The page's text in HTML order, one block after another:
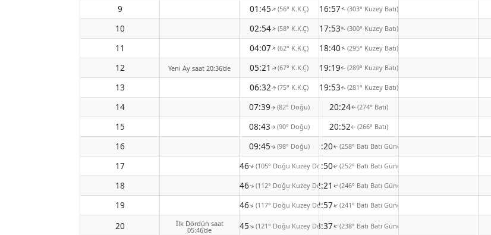
9
01:45↑(56° K.K.Ç) 16:57↑(303° Kuzey Batı)
10
02:54↑(58° K.K.Ç) 17:53↑(300° Kuzey Batı)
11
04:07↑(62° K.K.Ç) 18:40↑(295° Kuzey Batı)
12
Yeni Ay saat 20:36'de 05:21 ↑(67° K.K.Ç) 19:19↑(289° Kuzey Batı)
13
06:32↑(75° K.K.Ç) 19:53↑(281° Kuzey Batı)
14
07:39↑(82° Doğu) 20:24↑(274° Batı)
15
08:43↑ (90° Doğu) 20:52↑(266° Batı)
16
09:45↑(98° Doğu) 21:20↑(258° Batı Batı Güney)
17
10:46↑(105° Doğu Kuzey Doğu)
21:50↑(252° Batı Batı Güney)
18
11:46↑(112° Doğu Kuzey Doğu)
22:21 ↑(246° Batı Batı Güney)
19
12:46↑(117° Doğu Kuzey Doğu)
22:57↑(241° Batı Batı Güney)
20
İlk Dördün saat
05:46'de 13:45↑(121° Doğu Kuzey Doğu)
23:37↑(238° Batı Batı Güney)